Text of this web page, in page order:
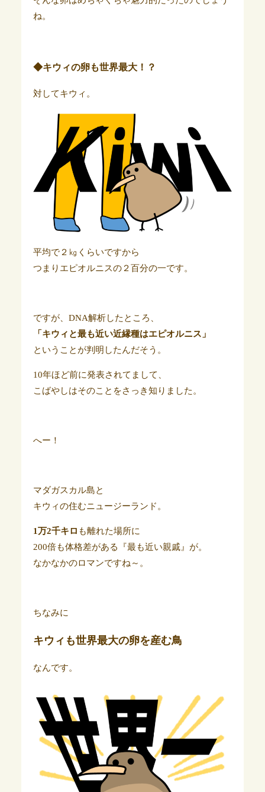
ね。
◆キウィの卵も世界最大！？
対してキウィ。
平均で２㎏くらいですから
つまりエピオルニスの２百分の一です。
ですが、DNA解析したところ、
「キウィと最も近い近縁種はエピオルニス」
ということが判明したんだそう。
10年ほど前に発表されてまして、
こばやしはそのことをさっき知りました。
へー！
マダガスカル島と
キウィの住むニュージーランド。
1万2千キロ も離れた場所に
200倍も体格差がある『最も近い親戚』が。
なかなかのロマンですね～。
ちなみに
キウィも世界最大の卵を産む鳥
なんです。